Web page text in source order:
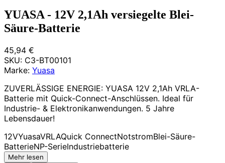
YUASA - 12V 2,1Ah versiegelte Blei-
Säure-Batterie
45,94 €
SKU: C3-BT00101
Marke: Yuasa
ZUVERLÄSSIGE ENERGIE: YUASA 12V 2,1Ah VRLA-
Batterie mit Quick-Connect-Anschlüssen. Ideal für
Industrie- & Elektronikanwendungen. 5 Jahre
Lebensdauer!
12VYuasaVRLAQuick ConnectNotstromBlei-Säure-
BatterieNP-SerieIndustriebatterie
Mehr lesen